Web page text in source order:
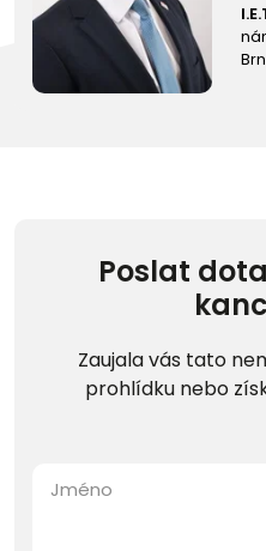
Poslat
Zaujala vás tato
prohlídku nebo
Jméno